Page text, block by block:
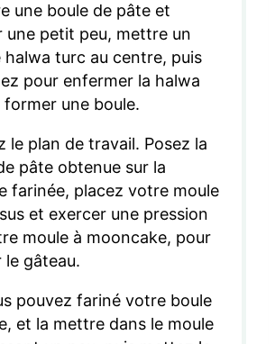
une boule de pâte et
une petit peu, mettre un
halwa turc au centre, puis
pour enfermer la halwa
une boule.
le plan de travail. Posez la
pâte obtenue sur la
farinée, placez votre moule
et exercer une pression
moule à mooncake, pour
gâteau.
pouvez fariné votre boule
et la mettre dans le moule